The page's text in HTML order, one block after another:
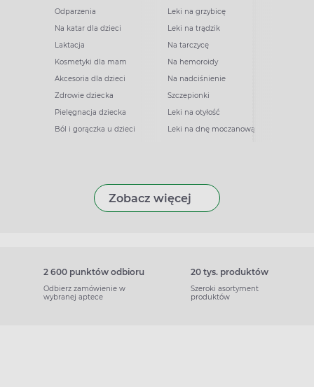
Odparzenia
Na katar dla dzieci
Laktacja
Kosmetyki dla mam
Akcesoria dla dzieci
Zdrowie dziecka
Pielęgnacja dziecka
Ból i gorączka u dzieci
Leki na grzybicę
Leki na trądzik
Na tarczycę
Na hemoroidy
Na nadciśnienie
Szczepionki
Leki na otyłość
Leki na dnę moczanową
Zobacz więcej
2 600 punktów odbioru
Odbierz zamówienie w
wybranej aptece
20 tys. produktów
Szeroki asortyment
produktów